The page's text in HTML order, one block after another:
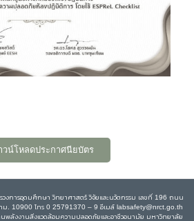
วน์โหลดประกาศนียบัตร
วงการอุดมศึกษา วิทยาศาสตร์ วิจัยและนวัตกรรม เลขที่ 196 ถนน
ม. 10900 โทร 0 25791370 – 9 อีเมล์ labsafety@nrct.go.th
พลังงานสิ่งแวดล้อมความปลอดภัยและอาชีวอนามัย มหาวิทยาลัย